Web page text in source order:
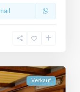
Verkauf